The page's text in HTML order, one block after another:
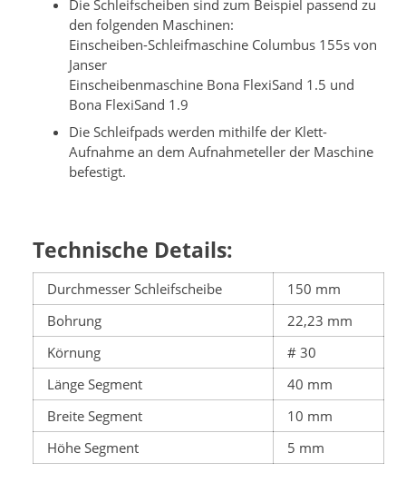
Die Schleifscheiben sind zum Beispiel passend zu
den folgenden Maschinen:
Einscheiben-Schleifmaschine Columbus 155s von
Janser
Einscheibenmaschine Bona FlexiSand 1.5 und
Bona FlexiSand 1.9
Die Schleifpads werden mithilfe der Klett-
Aufnahme an dem Aufnahmeteller der Maschine
befestigt.
Technische Details:
Durchmesser Schleifscheibe
150 mm
Bohrung
22,23 mm
Körnung
# 30
Länge Segment
40 mm
Breite Segment
10 mm
Höhe Segment
5 mm